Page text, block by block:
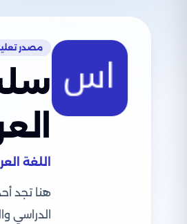
مصدر
اللغة
هنا تجد
الدراسي